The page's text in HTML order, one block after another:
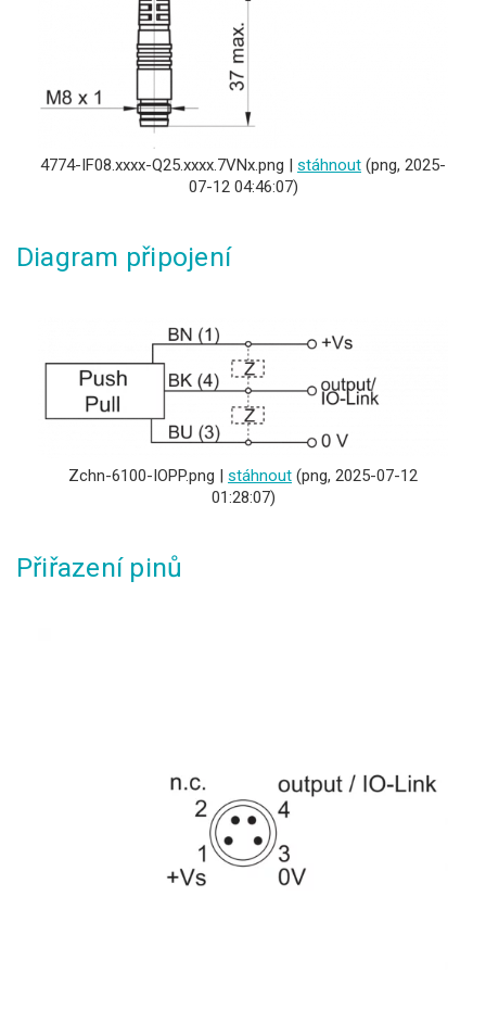
4774-IF08.xxxx-Q25.xxxx.7VNx.png | stáhnout (png, 2025-
07-12 04:46:07)
Diagram připojení
Zchn-6100-IOPP.png | stáhnout (png, 2025-07-12
01:28:07)
Přiřazení pinů